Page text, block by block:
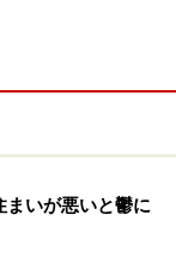
間違いナシの助
プし、ご紹介し
いが悪いと鬱に